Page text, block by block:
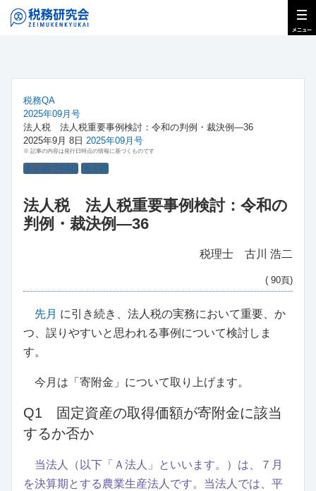
税務QA
2025年09月号
法人税 法人税重要事例検討：令和の判例・裁決例―36
2025年9月 8日 2025年09月号
※ 記事の内容は発行日時点の情報に基づくものです
まとめてFAQ 法人税
法人税 法人税重要事例検討：令和の
判例・裁決例―36
税理士 古川 浩二
( 90頁)
先月 に引き続き、法人税の実務において重要、か
つ、誤りやすいと思われる事例について検討しま
す。
今月は「寄附金」について取り上げます。
Q1 固定資産の取得価額が寄附金に該当
するか否か
当法人（以下「Ａ法人」といいます。）は、７月
を決算期とする農業生産法人です。当法人では、平